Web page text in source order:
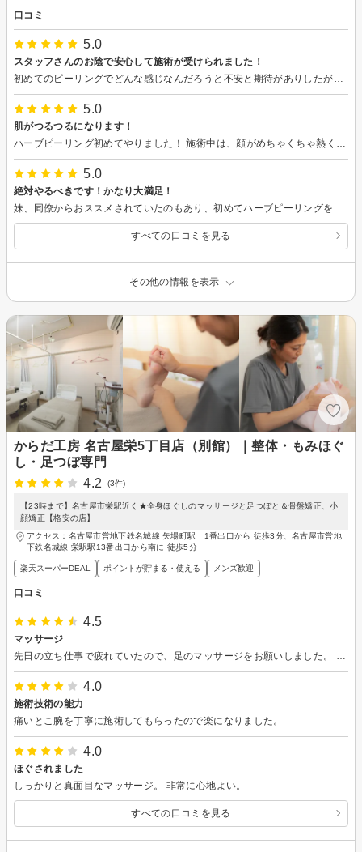
口コミ
5.0
スタッフさんのお陰で安心して施術が受けられました！
5.0
肌がつるつるになります！
5.0
絶対やるべきです！かなり大満足！
すべての口コミを見る
その他の情報を表示
からだ工房 名古屋栄5丁目店（別館）｜整体・もみほぐ
し・足つぼ専門
4.2
(3件)
【23時まで】名古屋市栄駅近く★全身ほぐしのマッサージと足つぼと＆骨盤矯正、小
顔矯正【格安の店】
アクセス：名古屋市営地下鉄名城線 矢場町駅 1番出口から 徒歩3分、名古屋市営地
下鉄名城線 栄駅駅13番出口から南に 徒歩5分
楽天スーパーDEAL ポイントが貯まる・使える メンズ歓迎
口コミ
4.5
マッサージ
4.0
施術技術の能力
痛いとこ腕を丁寧に施術してもらったので楽になりました。
4.0
ほぐされました
しっかりと真面目なマッサージ。 非常に心地よい。
すべての口コミを見る